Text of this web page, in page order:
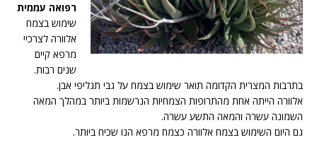
רפואה עממית
שימוש בצמח
אלוורה לצרכיי
מרפא קיים
שנים רבות.
בתרבות המצרית הקדומה תואר שימוש בצמח על גבי תגליפי אבן.
אלוורה הייתה אחת מהתרופות הצמחיות הנרשמות ביותר במהלך המאה
השמונה עשרה והמאה התשע עשרה.
גם היום השימוש בצמח אלוורה כצמח מרפא הנו שכיח ביותר.